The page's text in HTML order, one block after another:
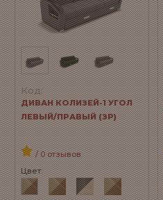
Код:
ДИВАН КОЛИЗЕЙ-1 УГОЛ
ЛЕВЫЙ/ПРАВЫЙ (ЗР)
/ 0 отзывов
Цвет: